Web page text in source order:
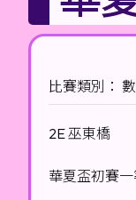
比賽類別：
2E 巫東橋
華夏盃初賽